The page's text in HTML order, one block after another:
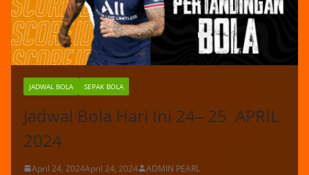
JADWAL BOLA SEPAK BOLA
Jadwal Bola Hari Ini 24– 25 APRIL
2024
April 24, 2024April 24, 2024 ADMIN PEARL